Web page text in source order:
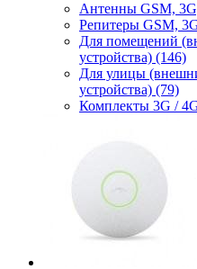
Антенны GSM,
Репитеры GSM,
Для помещений
устройства) (146)
Для улицы
устройства) (79)
Комплекты 3G /